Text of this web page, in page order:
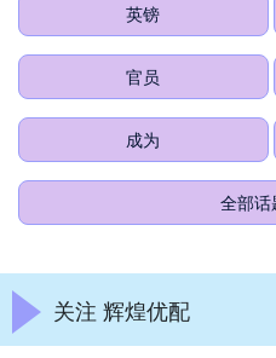
英镑
官员
成为
全部
关注 辉煌优配